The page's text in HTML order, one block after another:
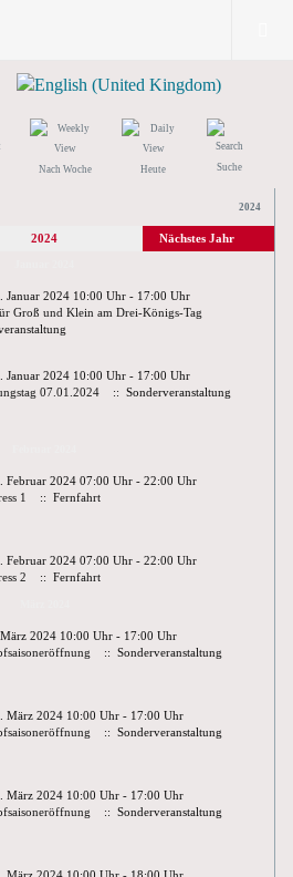
Nach Woche Heute Suche
2024
2024 Nächstes Jahr
Januar 2024 10:00 Uhr - 17:00 Uhr
Groß und Klein am Drei-Königs-Tag
Januar 2024 10:00 Uhr - 17:00 Uhr
07.01.2024
:: Sonderveranstaltung
Februar 2024 07:00 Uhr - 22:00 Uhr
1
:: Fernfahrt
Februar 2024 07:00 Uhr - 22:00 Uhr
2
:: Fernfahrt
2024 10:00 Uhr - 17:00 Uhr
:: Sonderveranstaltung
März 2024 10:00 Uhr - 17:00 Uhr
:: Sonderveranstaltung
März 2024 10:00 Uhr - 17:00 Uhr
:: Sonderveranstaltung